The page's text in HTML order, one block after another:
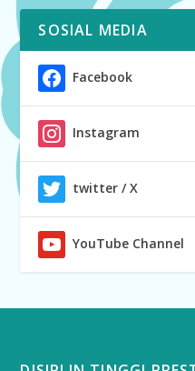
SOSIAL MEDIA
Facebook
Instagram
twitter / X
YouTube Channel